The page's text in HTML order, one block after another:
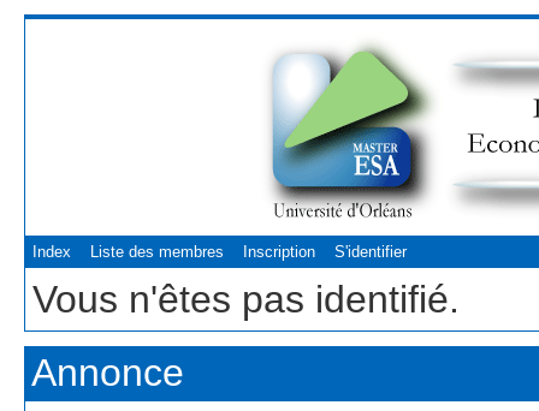
Index Liste des membres Inscription S'identifier
Vous n'êtes pas identifié.
Annonce